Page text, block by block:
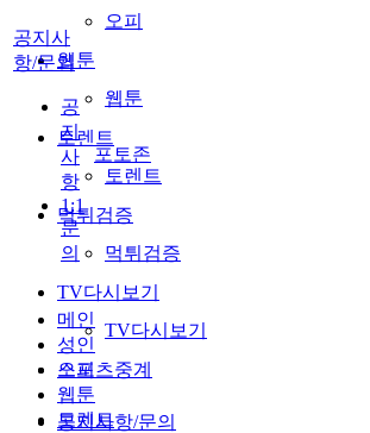
오피
웹툰
웹툰
토렌트
토렌트
먹튀검증
먹튀검증
TV다시보기
TV다시보기
스포츠중계
공지사항/문의
공지사
항/문의
공
지
사
항
1:1
문
의
포토존
메인
성인
오피
웹툰
토렌트